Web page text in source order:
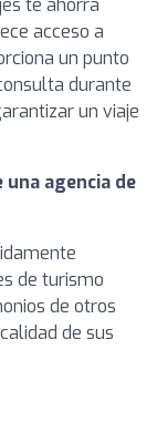
te ahorra
acceso a
un punto
durante
un viaje
agencia de
de turismo
de otros
de sus